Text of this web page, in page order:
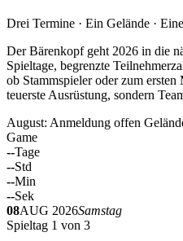
Drei Termine · Ein Gelände ·
Der Bärenkopf geht 2026 in die
Spieltage, begrenzte
ob Stammspieler oder zum
teuerste Ausrüstung, sondern
August: Anmeldung offen
Game
--Tage
--Std
--Min
--Sek
08AUG 2026Samstag
Spieltag 1 von 3